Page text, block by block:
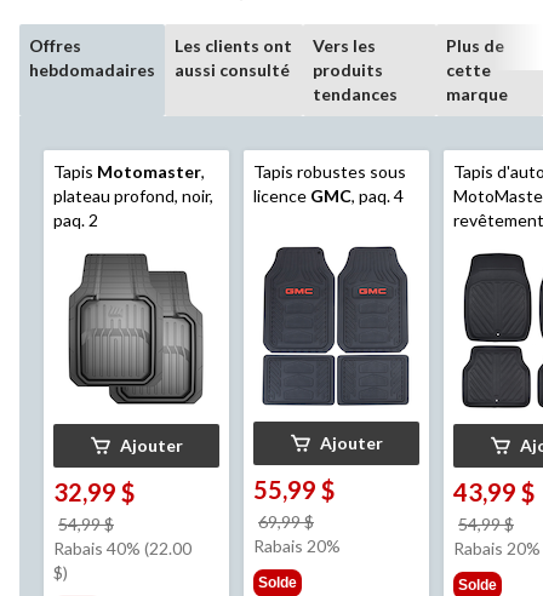
Offres
hebdomadaires
Les clients ont
aussi consulté
Vers les
produits
tendances
Plus de
cette
marque
Tapis Motomaster,
plateau profond, noir,
paq. 2
Ajouter
32,99 $
54,99 $
était
Rabais 40% (22.00
$)
Tapis robustes sous
licence GMC, paq. 4
Ajouter
55,99 $
69,99 $
était
Rabais 20%
Solde
Tapis
43,99 $
54,99 $
Rabais 20%
Solde